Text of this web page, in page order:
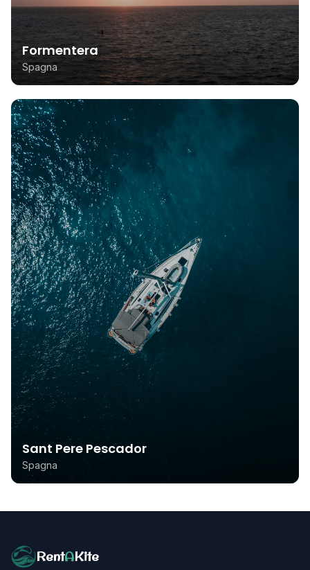
Formentera
Spagna
Sant Pere Pescador
Spagna
RentAKite